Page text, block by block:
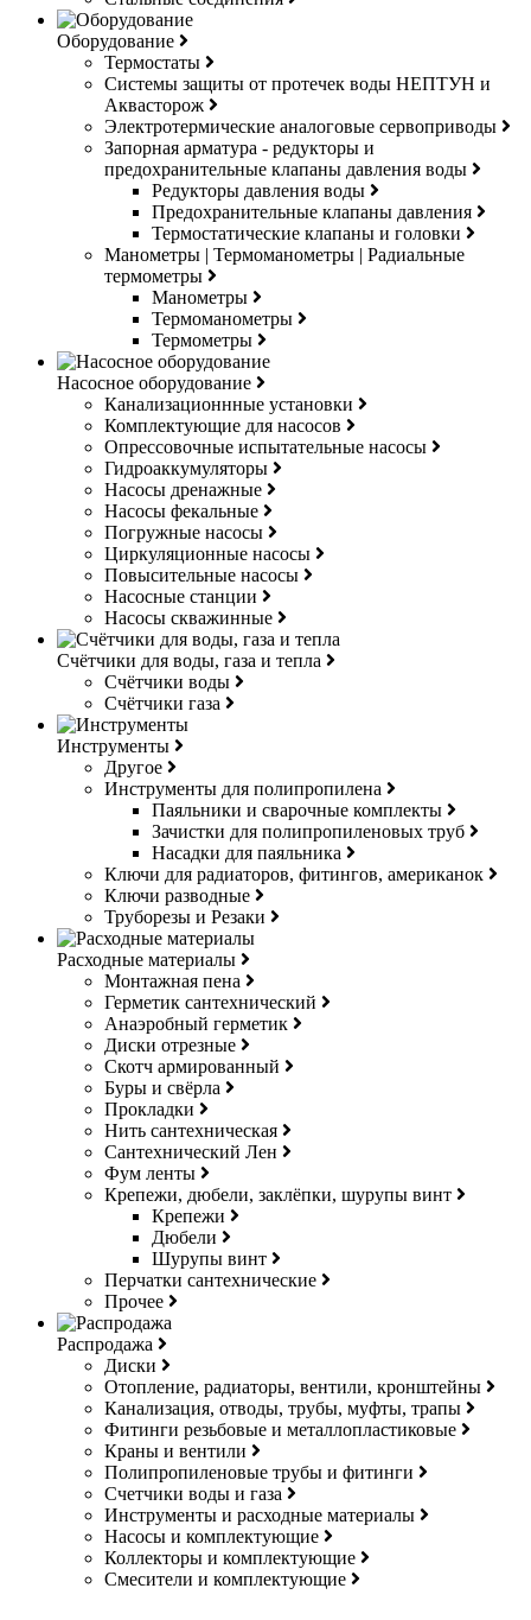
Оборудование
Термостаты
Системы защиты от протечек воды НЕПТУН и
Аквасторож
Электротермические аналоговые сервоприводы
Запорная арматура - редукторы и
предохранительные клапаны давления воды
Редукторы давления воды
Предохранительные клапаны давления
Термостатические клапаны и головки
Манометры | Термоманометры | Радиальные
термометры
Манометры
Термоманометры
Термометры
Насосное оборудование
Канализационнные установки
Комплектующие для насосов
Опрессовочные испытательные насосы
Гидроаккумуляторы
Насосы дренажные
Насосы фекальные
Погружные насосы
Циркуляционные насосы
Повысительные насосы
Насосные станции
Насосы скважинные
Счётчики для воды, газа и тепла
Счётчики воды
Счётчики газа
Инструменты
Другое
Инструменты для полипропилена
Паяльники и сварочные комплекты
Зачистки для полипропиленовых труб
Насадки для паяльника
Ключи для радиаторов, фитингов, американок
Ключи разводные
Труборезы и Резаки
Расходные материалы
Монтажная пена
Герметик сантехнический
Анаэробный герметик
Диски отрезные
Скотч армированный
Буры и свёрла
Прокладки
Нить сантехническая
Сантехнический Лен
Фум ленты
Крепежи, дюбели, заклёпки, шурупы винт
Крепежи
Дюбели
Шурупы винт
Перчатки сантехнические
Прочее
Распродажа
Диски
Отопление, радиаторы, вентили, кронштейны
Канализация, отводы, трубы, муфты, трапы
Фитинги резьбовые и металлопластиковые
Краны и вентили
Полипропиленовые трубы и фитинги
Счетчики воды и газа
Инструменты и расходные материалы
Насосы и комплектующие
Коллекторы и комплектующие
Смесители и комплектующие